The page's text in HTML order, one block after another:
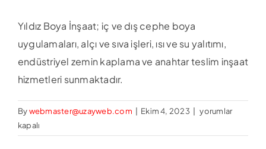
Yıldız Boya İnşaat; iç ve dış cephe boya
uygulamaları, alçı ve sıva işleri, ısı ve su yalıtımı,
endüstriyel zemin kaplama ve anahtar teslim inşaat
hizmetleri sunmaktadır.
Bywebmaster@uzayweb.com Ekim 4, 2023
Yıldız
İnşaat
yorumlar
kapalı